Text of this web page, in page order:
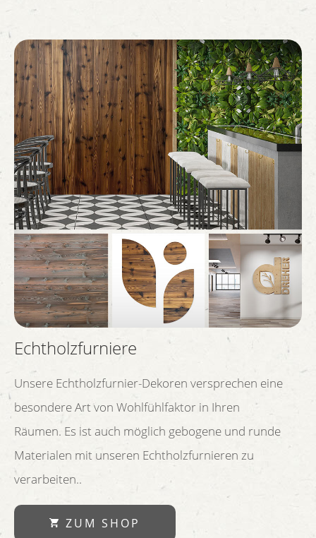
Echtholzfurniere
Unsere Echtholzfurnier-Dekoren versprechen eine
besondere Art von Wohlfühlfaktor in Ihren
Räumen. Es ist auch möglich gebogene und runde
Materialen mit unseren Echtholzfurnieren zu
verarbeiten..
ZUM SHOP